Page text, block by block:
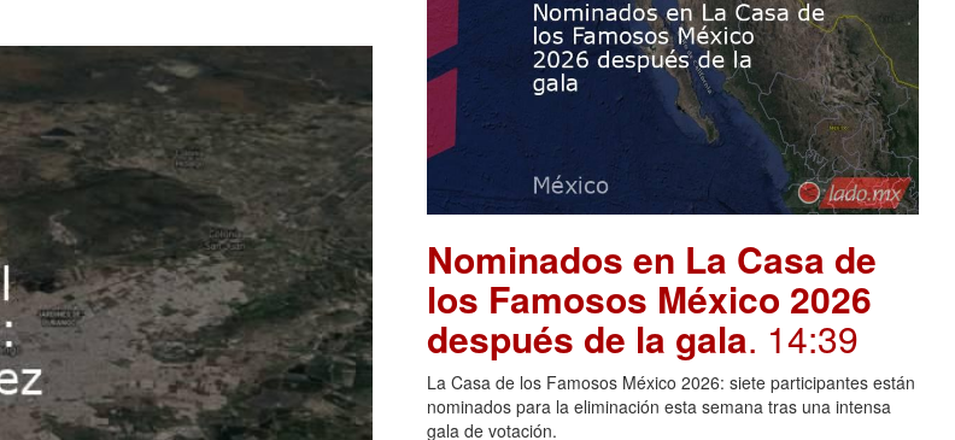
Nominados en La Casa de
los Famosos México 2026
después de la gala. 14:39
La Casa de los Famosos México 2026: siete participantes están
nominados para la eliminación esta semana tras una intensa
gala de votación.